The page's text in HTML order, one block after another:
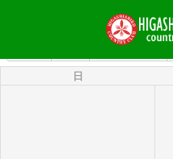
6月 2027
日